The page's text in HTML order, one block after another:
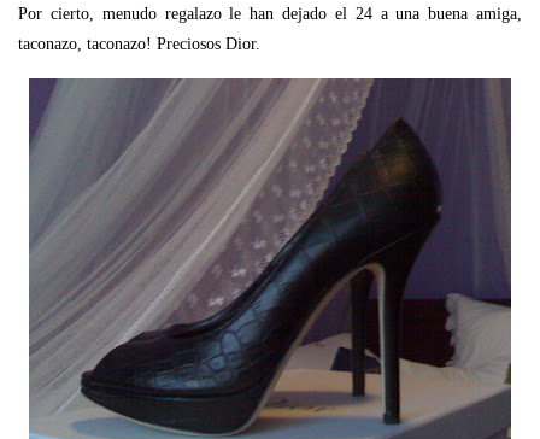
Por cierto, menudo regalazo le han dejado el 24 a una buena amiga,
taconazo, taconazo! Preciosos Dior.